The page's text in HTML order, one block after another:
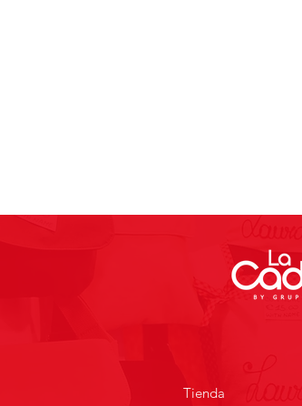
Tienda